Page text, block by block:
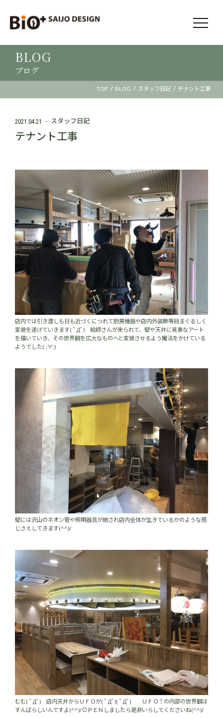
BLOG
ブログ
TOP / BLOG / スタッフ日記 / テナント工事
2021.04.21 スタッフ日記
テナント工事
店内では引き渡しも日も近づくにつれて厨房機器や店内外装飾等目まぐるしく
変貌を遂げていきます( ﾟДﾟ) 絵師さんが来られて、壁や天井に見事なアート
を描いていき、その世界観を広大なものへと変貌させるよう魔法をかけている
ようでした( ;∀;)
壁には沢山のネオン管や照明器具が施され店内全体が生きているかのような感
じさえしてきます(^^)/
むむ( ﾟДﾟ) 店内天井からＵＦＯが( ﾟДﾟ)( ﾟДﾟ) ＵＦＯ？の内部の世界観は
すんばらしいんですよ(^^)/ＯＰＥＮしましたら是非いらしてくださいね(^^)/